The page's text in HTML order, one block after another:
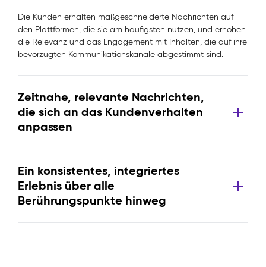
Die Kunden erhalten maßgeschneiderte Nachrichten auf
den Plattformen, die sie am häufigsten nutzen, und erhöhen
die Relevanz und das Engagement mit Inhalten, die auf ihre
bevorzugten Kommunikationskanäle abgestimmt sind.
Zeitnahe, relevante Nachrichten,
die sich an das Kundenverhalten
anpassen
Ein konsistentes, integriertes
Erlebnis über alle
Berührungspunkte hinweg